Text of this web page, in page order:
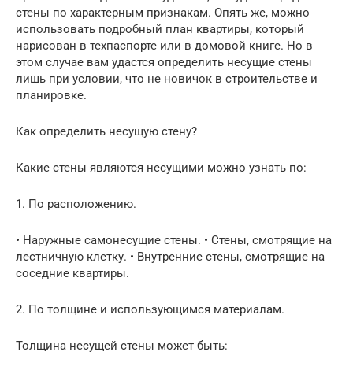
стены по характерным признакам. Опять же, можно
использовать подробный план квартиры, который
нарисован в техпаспорте или в домовой книге. Но в
этом случае вам удастся определить несущие стены
лишь при условии, что не новичок в строительстве и
планировке.
Как определить несущую стену?
Какие стены являются несущими можно узнать по:
1. По расположению.
• Наружные самонесущие стены. • Стены, смотрящие на
лестничную клетку. • Внутренние стены, смотрящие на
соседние квартиры.
2. По толщине и использующимся материалам.
Толщина несущей стены может быть: